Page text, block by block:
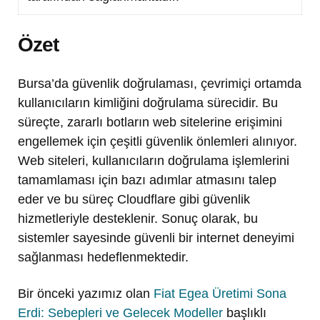
Özet
Bursa’da güvenlik doğrulaması, çevrimiçi ortamda
kullanıcıların kimliğini doğrulama sürecidir. Bu
süreçte, zararlı botların web sitelerine erişimini
engellemek için çeşitli güvenlik önlemleri alınıyor.
Web siteleri, kullanıcıların doğrulama işlemlerini
tamamlaması için bazı adımlar atmasını talep
eder ve bu süreç Cloudflare gibi güvenlik
hizmetleriyle desteklenir. Sonuç olarak, bu
sistemler sayesinde güvenli bir internet deneyimi
sağlanması hedeflenmektedir.
Bir önceki yazımız olan Fiat Egea Üretimi Sona
Erdi: Sebepleri ve Gelecek Modeller başlıklı